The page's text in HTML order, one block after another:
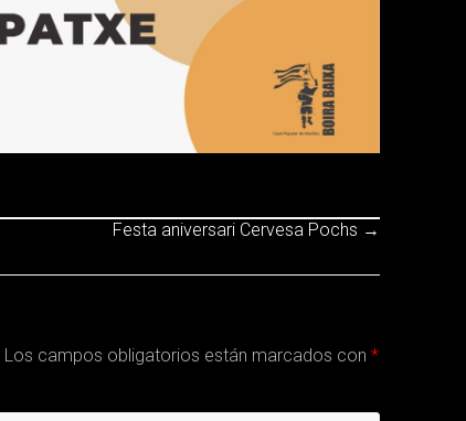
Festa aniversari Cervesa Pochs →
Los campos obligatorios están marcados con *